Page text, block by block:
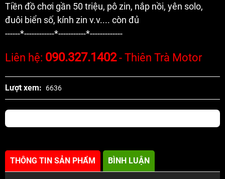
Tiền đồ chơi gần 50 triệu, pô zin, nắp nồi, yên solo,
đuôi biển số, kính zin v.v.... còn đủ
------*------------*-----------*-------------
Liên hệ: 090.327.1402- Thiên Trà Motor
Lượt xem: 6636
THÔNG TIN SẢN PHẨM BÌNH LUẬN